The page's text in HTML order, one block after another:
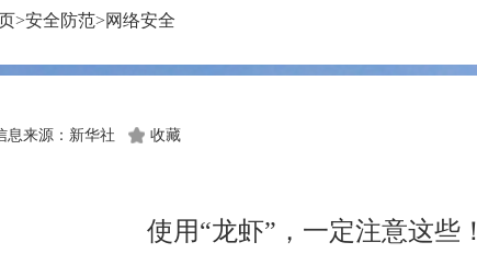
>安全防范>网络安全
息来源：新华社 收藏
使用“龙虾”，一定注意这些！